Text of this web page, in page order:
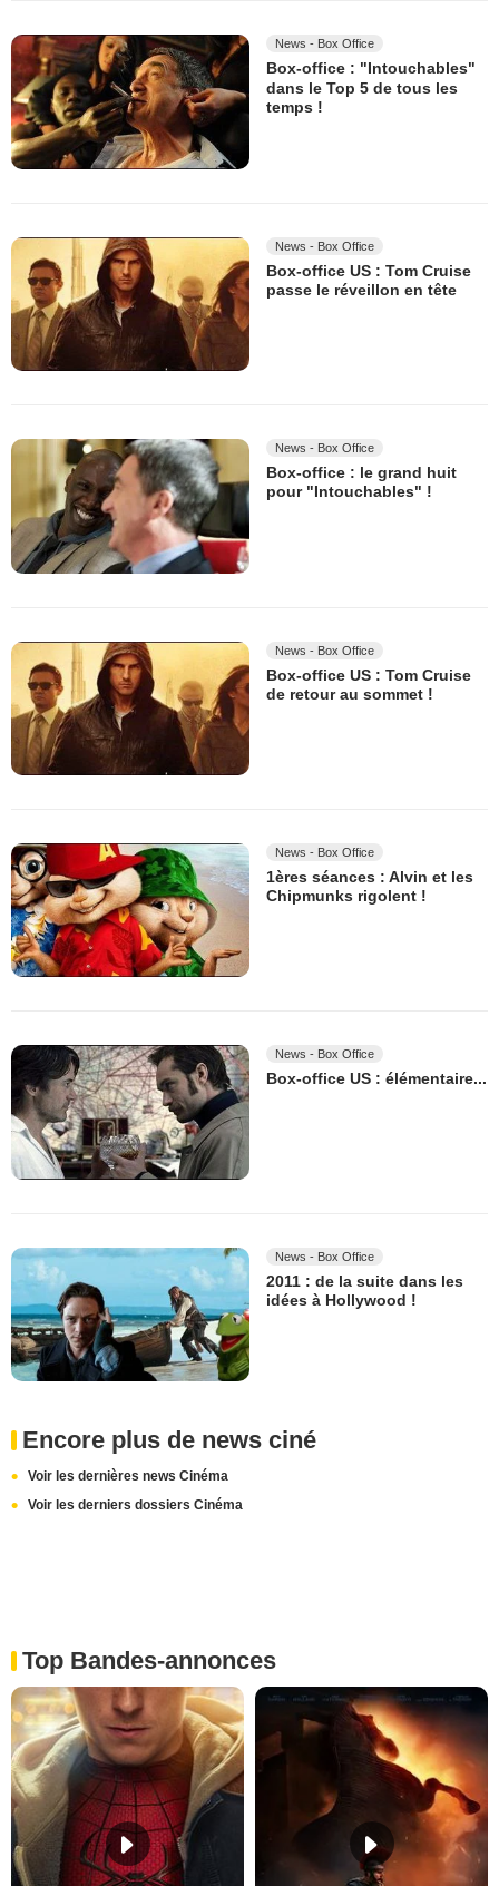
News - Box Office
Box-office : "Intouchables"
dans le Top 5 de tous les
temps !
News - Box Office
Box-office US : Tom Cruise
passe le réveillon en tête
News - Box Office
Box-office : le grand huit
pour "Intouchables" !
News - Box Office
Box-office US : Tom Cruise
de retour au sommet !
News - Box Office
1ères séances : Alvin et les
Chipmunks rigolent !
News - Box Office
Box-office US : élémentaire...
News - Box Office
2011 : de la suite dans les
idées à Hollywood !
Encore plus de news ciné
Voir les dernières news Cinéma
Voir les derniers dossiers Cinéma
Top Bandes-annonces